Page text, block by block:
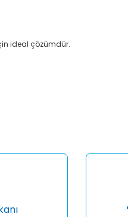
ideal çözümdür.